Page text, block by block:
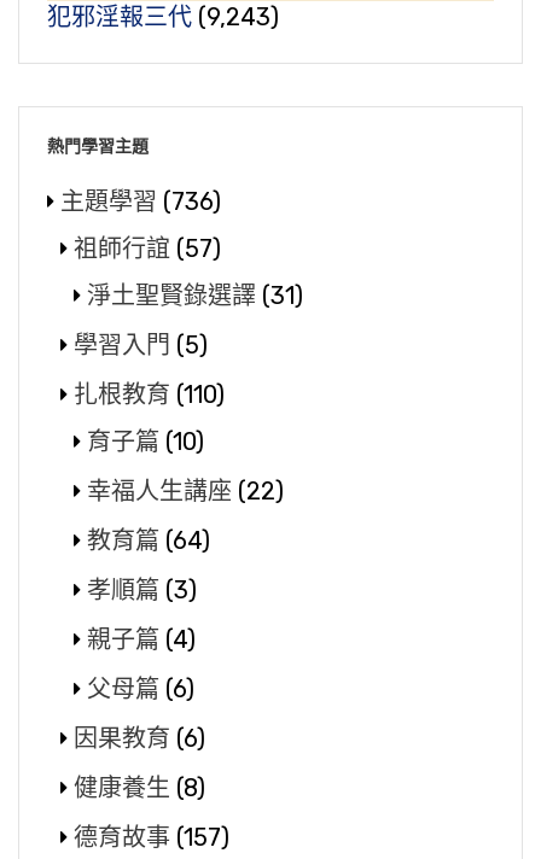
犯邪淫報三代 (9,243)
熱門學習主題
主題學習 (736)
祖師行誼 (57)
淨土聖賢錄選譯 (31)
學習入門 (5)
扎根教育 (110)
育子篇 (10)
幸福人生講座 (22)
教育篇 (64)
孝順篇 (3)
親子篇 (4)
父母篇 (6)
因果教育 (6)
健康養生 (8)
德育故事 (157)